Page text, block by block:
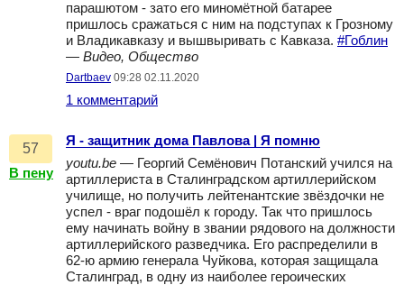
парашютом - зато его миномётной батарее
пришлось сражаться с ним на подступах к Грозному
и Владикавказу и вышвыривать с Кавказа. #Гоблин
— Видео, Общество
Dartbaev 09:28 02.11.2020
1 комментарий
57
В пену
Я - защитник дома Павлова | Я помню
youtu.be — Георгий Семёнович Потанский учился на
артиллериста в Сталинградском артиллерийском
училище, но получить лейтенантские звёздочки не
успел - враг подошёл к городу. Так что пришлось
ему начинать войну в звании рядового на должности
артиллерийского разведчика. Его распределили в
62-ю армию генерала Чуйкова, которая защищала
Сталинград, в одну из наиболее героических